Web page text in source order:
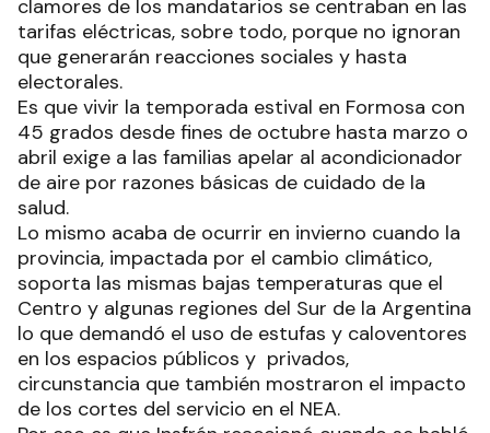
clamores de los mandatarios se centraban en las
tarifas eléctricas, sobre todo, porque no ignoran
que generarán reacciones sociales y hasta
electorales.
Es que vivir la temporada estival en Formosa con
45 grados desde fines de octubre hasta marzo o
abril exige a las familias apelar al acondicionador
de aire por razones básicas de cuidado de la
salud.
Lo mismo acaba de ocurrir en invierno cuando la
provincia, impactada por el cambio climático,
soporta las mismas bajas temperaturas que el
Centro y algunas regiones del Sur de la Argentina
lo que demandó el uso de estufas y caloventores
en los espacios públicos y privados,
circunstancia que también mostraron el impacto
de los cortes del servicio en el NEA.